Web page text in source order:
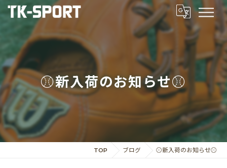
⚾️新入荷のお知らせ⚾️
TOP ブログ ⚾️新入荷のお知らせ⚾️